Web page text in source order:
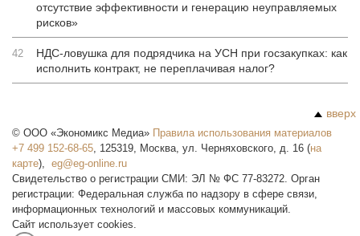
отсутствие эффективности и генерацию неуправляемых
рисков»
42
НДС-ловушка для подрядчика на УСН при госзакупках: как
исполнить контракт, не переплачивая налог?
вверх
© ООО «Экономикс Медиа» Правила использования материалов
+7 499 152-68-65, 125319, Москва, ул. Черняховского, д. 16 (на
карте),
Свидетельство о регистрации СМИ: ЭЛ № ФС 77-83272. Орган
регистрации: Федеральная служба по надзору в сфере связи,
информационных технологий и массовых коммуникаций.
Сайт использует cookies.